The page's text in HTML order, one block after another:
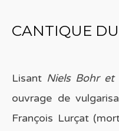
CANTIQUE
Lisant Niels Bohr et
ouvrage de
François Lurçat